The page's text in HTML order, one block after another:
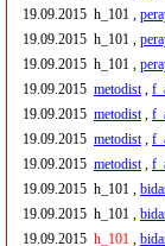
19.09.2015 h_101 ,
19.09.2015 h_101 ,
19.09.2015 h_101 ,
19.09.2015 metodist,
19.09.2015 metodist,
19.09.2015 metodist,
19.09.2015 metodist,
19.09.2015 h_101 ,
19.09.2015 h_101 ,
19.09.2015 h_101 ,